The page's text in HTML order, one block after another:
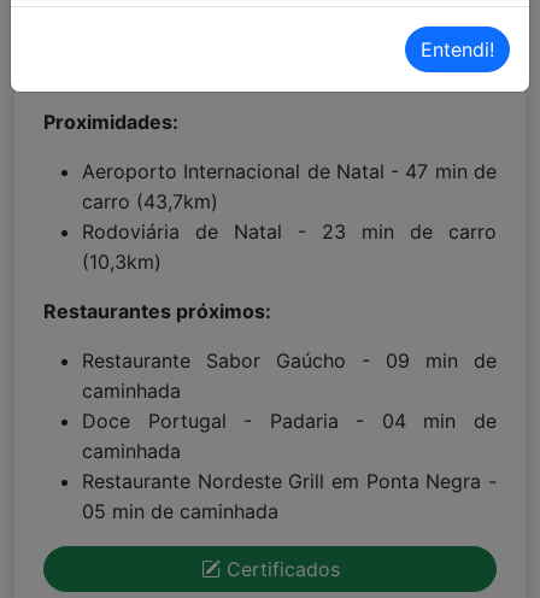
Proximidades:
Aeroporto Internacional de Natal - 47 min de
carro (43,7km)
Rodoviária de Natal - 23 min de carro
(10,3km)
Restaurantes próximos:
Restaurante Sabor Gaúcho - 09 min de
caminhada
Doce Portugal - Padaria - 04 min de
caminhada
Restaurante Nordeste Grill em Ponta Negra -
05 min de caminhada
Certificados
Entendi!